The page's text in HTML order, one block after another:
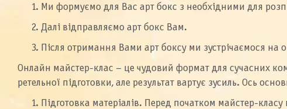
Ми формуємо для Вас арт бокс з необхідними для
Далі відправляємо арт бокс Вам.
Після отримання Вами арт боксу ми зустрічаємося
Онлайн майстер-клас – це чудовий формат для сучасних
ретельної підготовки, але результат вартує зусиль. Ось
Підготовка матеріалів. Перед початком майстер-